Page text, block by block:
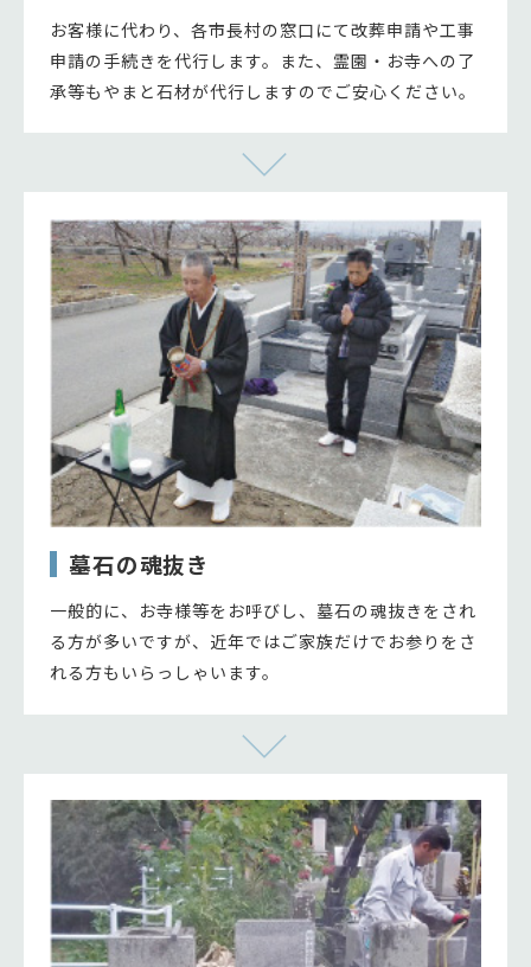
お客様に代わり、各市長村の窓口にて改葬申請や工事
申請の手続きを代行します。また、霊園・お寺への了
承等もやまと石材が代行しますのでご安心ください。
墓石の魂抜き
一般的に、お寺様等をお呼びし、墓石の魂抜きをされ
る方が多いですが、近年ではご家族だけでお参りをさ
れる方もいらっしゃいます。